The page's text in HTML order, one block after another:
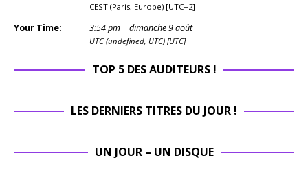
CEST (Paris, Europe) [UTC+2]
Your Time: 3:54pm dimanche 9 août
UTC (undefined, UTC) [UTC]
TOP 5 DES AUDITEURS !
LES DERNIERS TITRES DU JOUR !
UN JOUR – UN DISQUE